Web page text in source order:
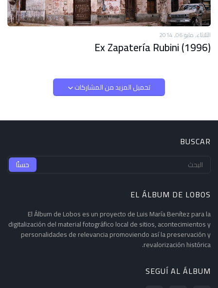
الثلاثاء, مايو 06, 2014
Ex Zapatería Rubini (1996)
تحميل المزيد من المشاركات
BUSCAR
EL ÁLBUM DE LOBOS
El Álbum de Lobos es un proyecto de Luis María Benítez para la
digitalización del material fotográfico local de sitios, acontecimientos y
personalidades de relevancia promoviendo así la preservación y
revalorización histórica.
SEGUÍ AL ÁLBUM